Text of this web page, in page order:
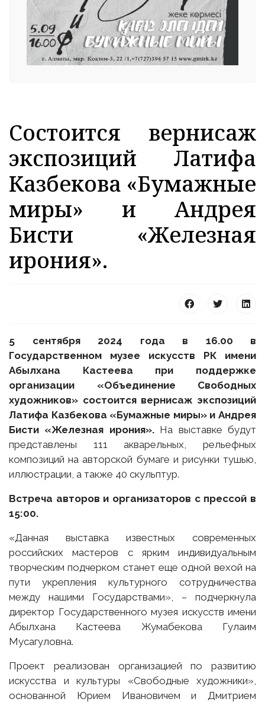
Cостоится вернисаж
экспозиций Латифа
Казбекова «Бумажные
миры» и Андрея
Бисти «Железная
ирония».
5 сентября 2024 года в 16.00 в
Государственном музее искусств РК имени
Абылхана Кастеева при поддержке
организации «Объединение Свободных
художников» состоится вернисаж экспозиций
Латифа Казбекова «Бумажные миры» и Андрея
Бисти «Железная ирония». На выставке будут
представлены 111 акварельных, рельефных
композиций на авторской бумаге и рисунки тушью,
иллюстрации, а также 40 скульптур.
Встреча авторов и организаторов с прессой в
15:00.
«Данная выставка известных современных
российских мастеров с ярким индивидуальным
творческим подчерком станет еще одной вехой на
пути укрепления культурного сотрудничества
между нашими Государствами», – подчеркнула
директор Государственного музея искусств имени
Абылхана Кастеева Жумабекова Гулаим
Мусагуловна.
Проект реализован организацией по развитию
искусства и культуры «Свободные художники»,
основанной Юрием Ивановичем и Дмитрием